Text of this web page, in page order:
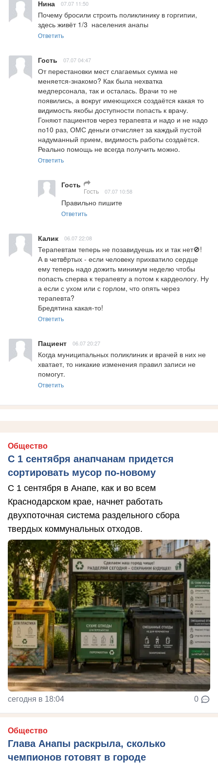
Нина 07.07 11:50
Почему бросили строить поликлинику в горгипии,
здесь живёт 1/3  населения анапы
Ответить
Гость 07.07 04:47
От перестановки мест слагаемых сумма не
меняется-знакомо? Как была нехватка
медперсонала, так и осталась. Врачи то не
появились, а вокруг имеющихся создаётся какая то
видимость якобы доступности попасть к врачу.
Гоняют пациентов через терапевта и надо и не надо
по10 раз, ОМС деньги отчисляет за каждый пустой
надуманный прием, видимость работы создаётся.
Реально помощь не всегда получить можно.
Ответить
Гость
Гость 07.07 10:58
Правильно пишите
Ответить
Калик 06.07 22:08
Терапевтам теперь не позавидуешь их и так нет🚫!
А в четвëртых - если человеку прихватило сердце
ему теперь надо дожить минимум неделю чтобы
попасть сперва к терапевту а потом к кардеологу. Ну
а если с ухом или с горлом, что опять через
терапевта?
Бредятина какая-то!
Ответить
Пациент 06.07 20:27
Когда муниципальных поликлиник и врачей в них не
хватает, то никакие изменения правил записи не
помогут.
Ответить
Общество
С 1 сентября анапчанам придется
сортировать мусор по-новому
С 1 сентября в Анапе, как и во всем
Краснодарском крае, начнет работать
двухпоточная система раздельного сбора
твердых коммунальных отходов.
сегодня в 18:04 0
Общество
Глава Анапы раскрыла, сколько
чемпионов готовят в городе